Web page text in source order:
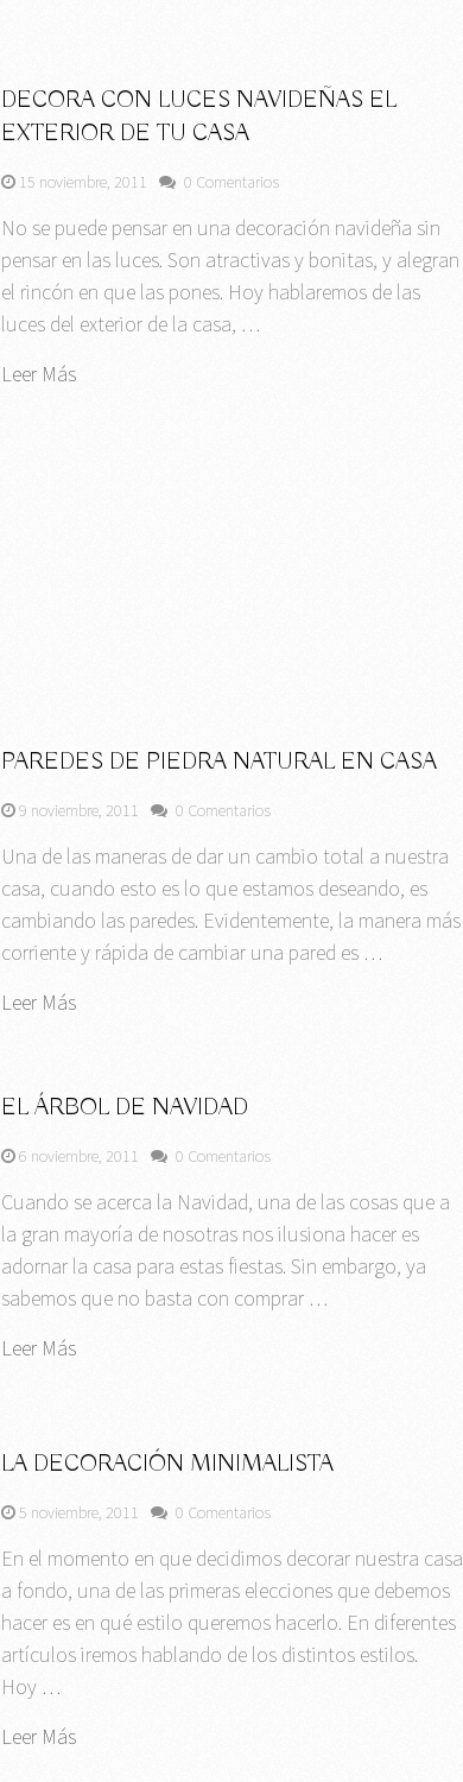
DECORA CON LUCES NAVIDEÑAS EL
EXTERIOR DE TU CASA
15 noviembre, 2011 0 Comentarios
No se puede pensar en una decoración navideña sin
pensar en las luces. Son atractivas y bonitas, y alegran
el rincón en que las pones. Hoy hablaremos de las
luces del exterior de la casa, …
Leer Más
PAREDES DE PIEDRA NATURAL EN CASA
9 noviembre, 2011 0 Comentarios
Una de las maneras de dar un cambio total a nuestra
casa, cuando esto es lo que estamos deseando, es
cambiando las paredes. Evidentemente, la manera más
corriente y rápida de cambiar una pared es …
Leer Más
EL ÁRBOL DE NAVIDAD
6 noviembre, 2011 0 Comentarios
Cuando se acerca la Navidad, una de las cosas que a
la gran mayoría de nosotras nos ilusiona hacer es
adornar la casa para estas fiestas. Sin embargo, ya
sabemos que no basta con comprar …
Leer Más
LA DECORACIÓN MINIMALISTA
5 noviembre, 2011 0 Comentarios
En el momento en que decidimos decorar nuestra casa
a fondo, una de las primeras elecciones que debemos
hacer es en qué estilo queremos hacerlo. En diferentes
artículos iremos hablando de los distintos estilos.
Hoy …
Leer Más